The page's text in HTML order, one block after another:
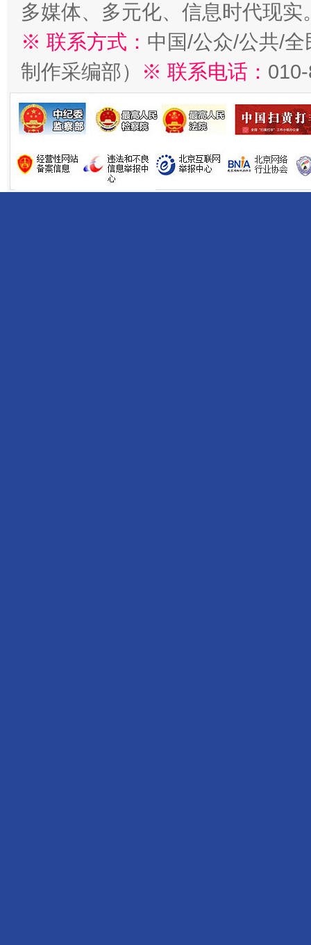
多媒体、多元化、信息时代现实
※ 联系方式： 中国/公众/公共/
制作采编部）
※ 联系电话：